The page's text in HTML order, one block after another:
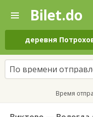
—
Поиск
и
покупка
билетов
на
автобус
онлайн
Bilet.do
деревня
По времени
Время